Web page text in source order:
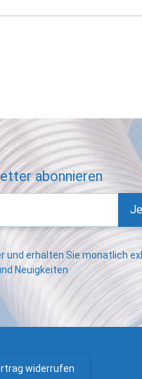
abonnieren
und erhalten Sie monatlich
Neuigkeiten
widerrufen